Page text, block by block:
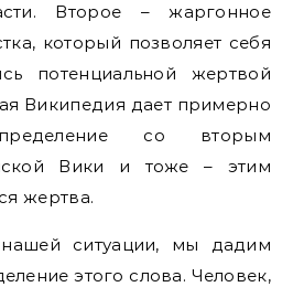
Второе – жаргонное
который позволяет себя
потенциальной жертвой
Википедия дает примерно
со вторым
Вики и тоже – этим
жертва.
ситуации, мы дадим
этого слова. Человек,